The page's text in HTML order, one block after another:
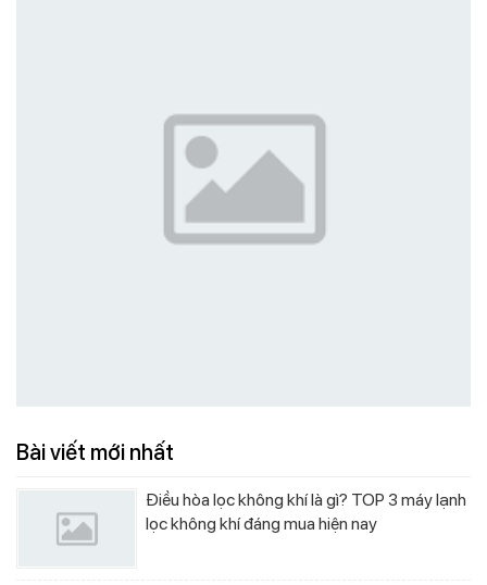
Bài viết mới nhất
Điều hòa lọc không khí là gì? TOP 3 máy lạnh
lọc không khí đáng mua hiện nay